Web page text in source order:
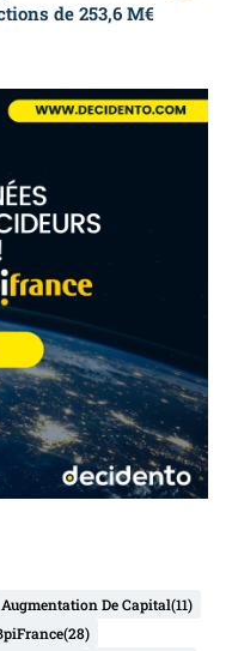
de 253,6 M€
Augmentation De Capital(11)
(28)